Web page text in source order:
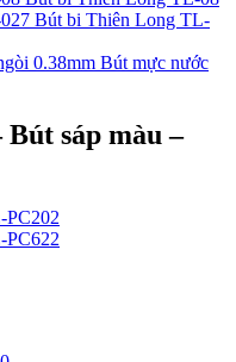
Bút bi Thiên Long TL-
Bút mực nước
sáp màu –
PC202
PC622